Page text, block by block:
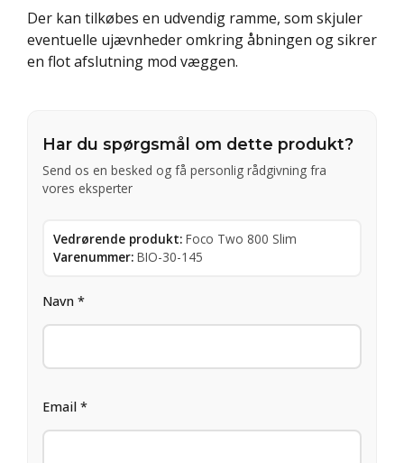
Der kan tilkøbes en udvendig ramme, som skjuler
eventuelle ujævnheder omkring åbningen og sikrer
en flot afslutning mod væggen.
Har du spørgsmål om dette produkt?
Send os en besked og få personlig rådgivning fra
vores eksperter
Vedrørende produkt: Foco Two 800 Slim
Varenummer: BIO-30-145
Navn *
Email *